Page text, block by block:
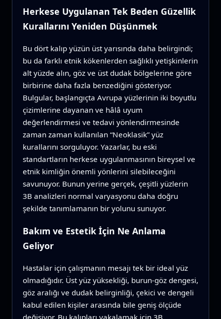
Herkese Uygulanan Tek Beden Güzellik
Kurallarını Yeniden Düşünmek
Bu dört kalıp yüzün üst yarısında daha belirgindi;
bu da farklı etnik kökenlerden sağlıklı yetişkinlerin
alt yüzde alın, göz ve üst dudak bölgelerine göre
birbirine daha fazla benzediğini gösteriyor.
Bulgular, başlangıçta Avrupa yüzlerinin iki boyutlu
çizimlerine dayanan ve hâlâ uyum
değerlendirmesi ve tedavi yönlendirmesinde
zaman zaman kullanılan “Neoklasik” yüz
kurallarını sorguluyor. Yazarlar, bu eski
standartların herkese uygulanmasının bireysel ve
etnik kimliğin önemli yönlerini silebileceğini
savunuyor. Bunun yerine gerçek, çeşitli yüzlerin
3B analizleri normal varyasyonu daha doğru
şekilde tanımlamanın bir yolunu sunuyor.
Bakım ve Estetik İçin Ne Anlama
Geliyor
Hastalar için çalışmanın mesajı tek bir ideal yüz
olmadığıdır. Üst yüz yüksekliği, burun-göz dengesi,
göz aralığı ve dudak belirginliği, çekici ve dengeli
kabul edilen kişiler arasında bile geniş ölçüde
değişiyor. Bu kalıpları yakalamak için 3B